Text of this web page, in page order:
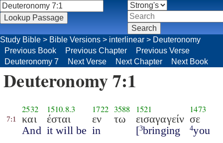
Study Bible > Bible Versions > interlinear > Deuteronomy
Previous Book
Previous Chapter
Previous Verse
Deuteronomy 7
Next Verse Next Chapter Next Book
Deuteronomy 7:1
7:1
2532
και
And
1510.8.3
έσται
it will be
1722
εν
in
3588
τω
1521
εισαγαγείν
[3bringing
1473
σε
4you